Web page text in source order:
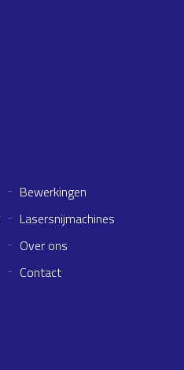
Bewerkingen
Lasersnijmachines
Over ons
Contact